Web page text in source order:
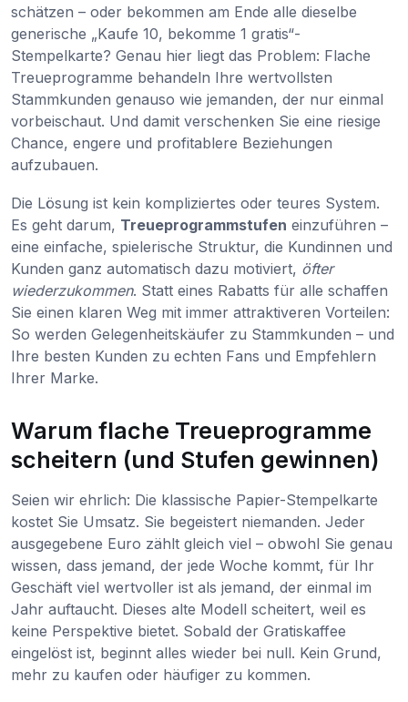
schätzen – oder bekommen am Ende alle dieselbe
generische „Kaufe 10, bekomme 1 gratis“-
Stempelkarte? Genau hier liegt das Problem: Flache
Treueprogramme behandeln Ihre wertvollsten
Stammkunden genauso wie jemanden, der nur einmal
vorbeischaut. Und damit verschenken Sie eine riesige
Chance, engere und profitablere Beziehungen
aufzubauen.
Die Lösung ist kein kompliziertes oder teures System.
Es geht darum, Treueprogrammstufen einzuführen –
eine einfache, spielerische Struktur, die Kundinnen und
Kunden ganz automatisch dazu motiviert, öfter
wiederzukommen. Statt eines Rabatts für alle schaffen
Sie einen klaren Weg mit immer attraktiveren Vorteilen:
So werden Gelegenheitskäufer zu Stammkunden – und
Ihre besten Kunden zu echten Fans und Empfehlern
Ihrer Marke.
Warum flache Treueprogramme
scheitern (und Stufen gewinnen)
Seien wir ehrlich: Die klassische Papier-Stempelkarte
kostet Sie Umsatz. Sie begeistert niemanden. Jeder
ausgegebene Euro zählt gleich viel – obwohl Sie genau
wissen, dass jemand, der jede Woche kommt, für Ihr
Geschäft viel wertvoller ist als jemand, der einmal im
Jahr auftaucht. Dieses alte Modell scheitert, weil es
keine Perspektive bietet. Sobald der Gratiskaffee
eingelöst ist, beginnt alles wieder bei null. Kein Grund,
mehr zu kaufen oder häufiger zu kommen.